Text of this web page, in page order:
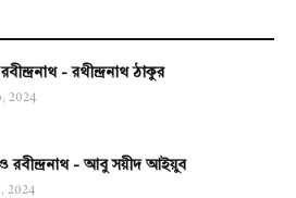
- রথীন্দ্রনাথ ঠাকুর
2024
রবীন্দ্রনাথ - আবু সয়ীদ আইয়ুব
2024